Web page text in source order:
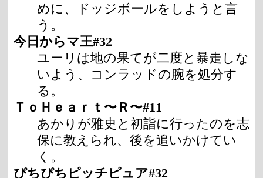
めに、ドッジボールをしようと言
う。
今日からマ王#32
ユーリは地の果てが二度と暴走しな
いよう、コンラッドの腕を処分す
る。
ＴｏＨｅａｒｔ〜Ｒ〜#11
あかりが雅史と初詣に行ったのを志
保に教えられ、後を追いかけてい
く。
ぴちぴちピッチピュア#32